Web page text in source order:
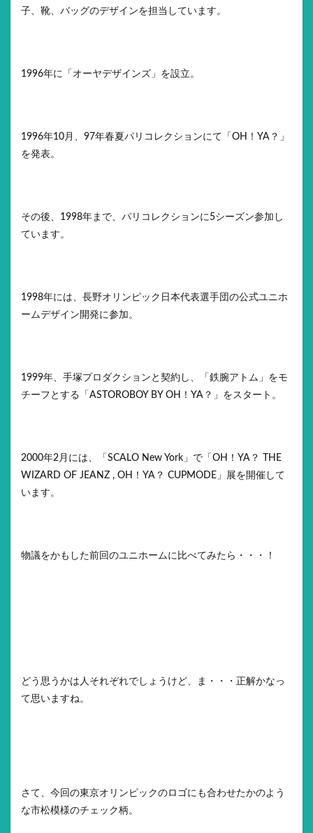
子、靴、バッグのデザインを担当しています。
1996年に「オーヤデザインズ」を設立。
1996年10月、97年春夏パリコレクションにて「OH！YA？」
を発表。
その後、1998年まで、パリコレクションに5シーズン参加し
ています。
1998年には、長野オリンピック日本代表選手団の公式ユニホ
ームデザイン開発に参加。
1999年、手塚プロダクションと契約し、「鉄腕アトム」をモ
チーフとする「ASTOROBOY BY OH！YA？」をスタート。
2000年2月には、「SCALO New York」で「OH！YA？ THE
WIZARD OF JEANZ , OH！YA？ CUPMODE」展を開催して
います。
物議をかもした前回のユニホームに比べてみたら・・・！
どう思うかは人それぞれでしょうけど、ま・・・正解かなっ
て思いますね。
さて、今回の東京オリンピックのロゴにも合わせたかのよう
な市松模様のチェック柄。